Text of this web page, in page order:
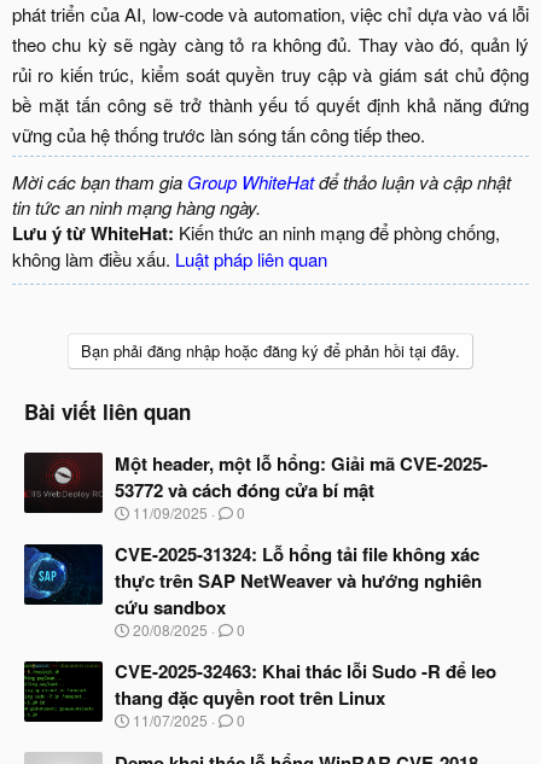
phát triển của AI, low-code và automation, việc chỉ dựa vào vá lỗi
theo chu kỳ sẽ ngày càng tỏ ra không đủ. Thay vào đó, quản lý
rủi ro kiến trúc, kiểm soát quyền truy cập và giám sát chủ động
bề mặt tấn công sẽ trở thành yếu tố quyết định khả năng đứng
vững của hệ thống trước làn sóng tấn công tiếp theo.​
Mời các bạn tham gia Group WhiteHatđể thảo luận và cập nhật
tin tức an ninh mạng hàng ngày.
Lưu ý từ WhiteHat: Kiến thức an ninh mạng để phòng chống,
không làm điều xấu. Luật pháp liên quan
Bạn phải đăng nhập hoặc đăng ký để phản hồi tại đây.
Bài viết liên quan
Một header, một lỗ hổng: Giải mã CVE-2025-
53772 và cách đóng cửa bí mật
N
à
b
ắ
t
ầ
u
11/09/2025 0
CVE-2025-31324: Lỗ hổng tải file không xác
thực trên SAP NetWeaver và hướng nghiên
cứu sandbox
N
à
b
ắ
20/08/2025 0
CVE-2025-32463: Khai thác lỗi Sudo -R để leo
thang đặc quyền root trên Linux
N
à
11/07/2025 0